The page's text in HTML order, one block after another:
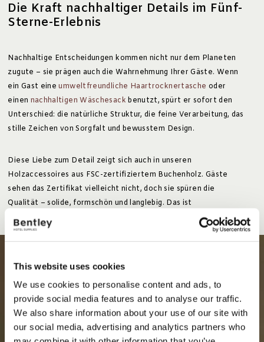
This website uses cookies
We use cookies to personalise content and ads, to
provide social media features and to analyse our traffic.
We also share information about your use of our site with
our social media, advertising and analytics partners who
Die Kraft nachhaltiger Details im Fünf-
Sterne-Erlebnis
Nachhaltige Entscheidungen kommen nicht nur dem Planeten
zugute – sie prägen auch die Wahrnehmung Ihrer Gäste. Wenn
ein Gast eineumweltfreundliche Haartrocknertasche oder
einen nachhaltigen Wäschesack benutzt, spürt er sofort den
Unterschied: die natürliche Struktur, die feine Verarbeitung, das
stille Zeichen von Sorgfalt und bewusstem Design.
Diese Liebe zum Detail zeigt sich auch in unseren
Holzaccessoires aus FSC-zertifiziertem Buchenholz. Gäste
sehen das Zertifikat vielleicht nicht, doch sie spüren die
Qualität – solide, formschön und langlebig. Das ist
Nachhaltigkeit in ihrer praktischsten Form.